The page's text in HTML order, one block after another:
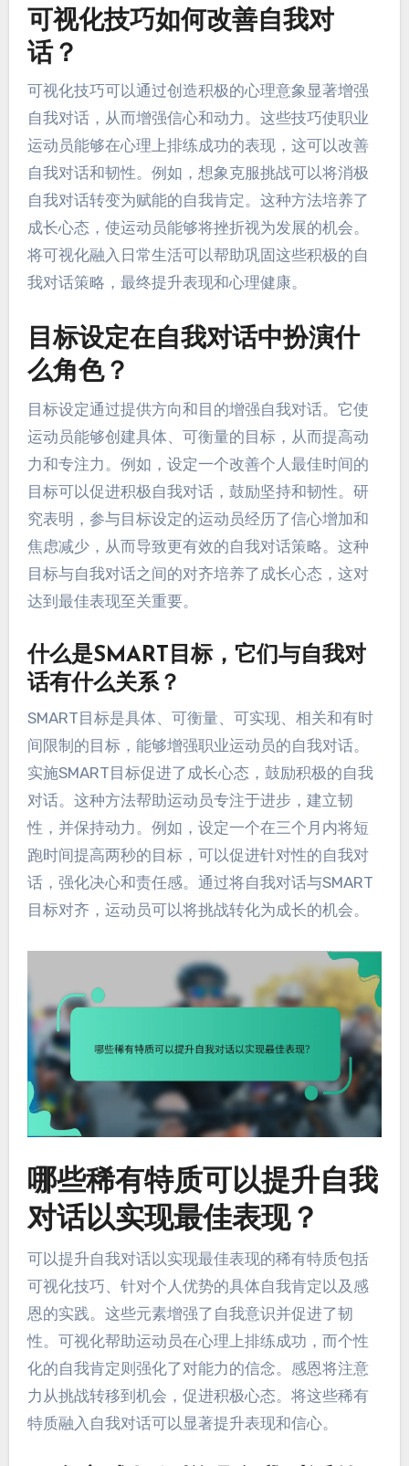
可视化技巧如何改善自我对
话？
可视化技巧可以通过创造积极的心理意象显著增强
自我对话，从而增强信心和动力。这些技巧使职业
运动员能够在心理上排练成功的表现，这可以改善
自我对话和韧性。例如，想象克服挑战可以将消极
自我对话转变为赋能的自我肯定。这种方法培养了
成长心态，使运动员能够将挫折视为发展的机会。
将可视化融入日常生活可以帮助巩固这些积极的自
我对话策略，最终提升表现和心理健康。
目标设定在自我对话中扮演什
么角色？
目标设定通过提供方向和目的增强自我对话。它使
运动员能够创建具体、可衡量的目标，从而提高动
力和专注力。例如，设定一个改善个人最佳时间的
目标可以促进积极自我对话，鼓励坚持和韧性。研
究表明，参与目标设定的运动员经历了信心增加和
焦虑减少，从而导致更有效的自我对话策略。这种
目标与自我对话之间的对齐培养了成长心态，这对
达到最佳表现至关重要。
什么是SMART目标，它们与自我对
话有什么关系？
SMART目标是具体、可衡量、可实现、相关和有时
间限制的目标，能够增强职业运动员的自我对话。
实施SMART目标促进了成长心态，鼓励积极的自我
对话。这种方法帮助运动员专注于进步，建立韧
性，并保持动力。例如，设定一个在三个月内将短
跑时间提高两秒的目标，可以促进针对性的自我对
话，强化决心和责任感。通过将自我对话与SMART
目标对齐，运动员可以将挑战转化为成长的机会。
哪些稀有特质可以提升自我
对话以实现最佳表现？
可以提升自我对话以实现最佳表现的稀有特质包括
可视化技巧、针对个人优势的具体自我肯定以及感
恩的实践。这些元素增强了自我意识并促进了韧
性。可视化帮助运动员在心理上排练成功，而个性
化的自我肯定则强化了对能力的信念。感恩将注意
力从挑战转移到机会，促进积极心态。将这些稀有
特质融入自我对话可以显著提升表现和信心。